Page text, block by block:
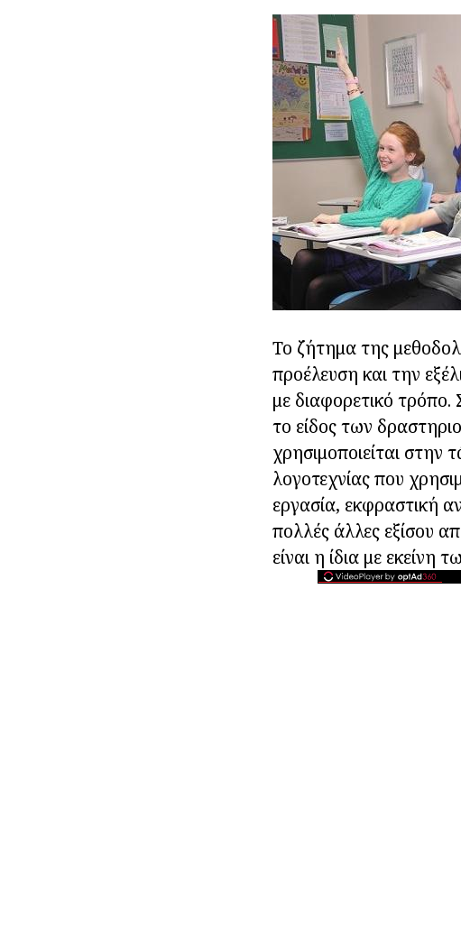
Το ζήτημα της
προέλευση και την
με διαφορετικό τρόπο.
το είδος των
χρησιμοποιείται στην
λογοτεχνίας που
εργασία, εκφραστική
πολλές άλλες εξίσου
είναι η ίδια με